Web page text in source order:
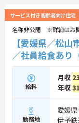
還元されます
・勤続3年以上で対
助などが受けられる
・社内規定の範囲内
まつげエクステが自
自分らしく働けます
目標に合わせた成長
資格取得支援制度や
ながらスキルアップ
なるサービス種別へ
きます。
サービス付き高齢者向け住宅
名称非公開 ※詳細はお
【愛媛県／松
／社員給食あり
給料
月収
年収
勤務地
愛媛
伊予